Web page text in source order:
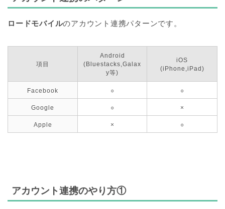
ロードモバイルのアカウント連携パターンです。
項目
Android
(Bluestacks,Galax
y等)
iOS
(iPhone,iPad)
Facebook ○ ○
Google ○ ×
Apple × ○
アカウント連携のやり方①